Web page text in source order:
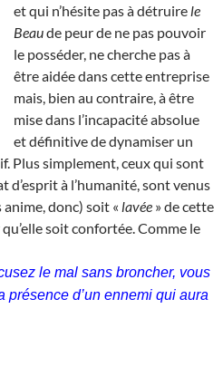
et qui n’hésite pas à détruire le
Beaude peur de ne pas pouvoir
le posséder, ne cherche pas à
être aidée dans cette entreprise
mais, bien au contraire, à être
mise dans l’incapacité absolue
et définitive de dynamiser un
Plus simplement, ceux qui sont
à l’humanité, sont venus
donc) soit « lavée » de cette
soit confortée. Comme le
le mal sans broncher, vous
d’un ennemi qui aura